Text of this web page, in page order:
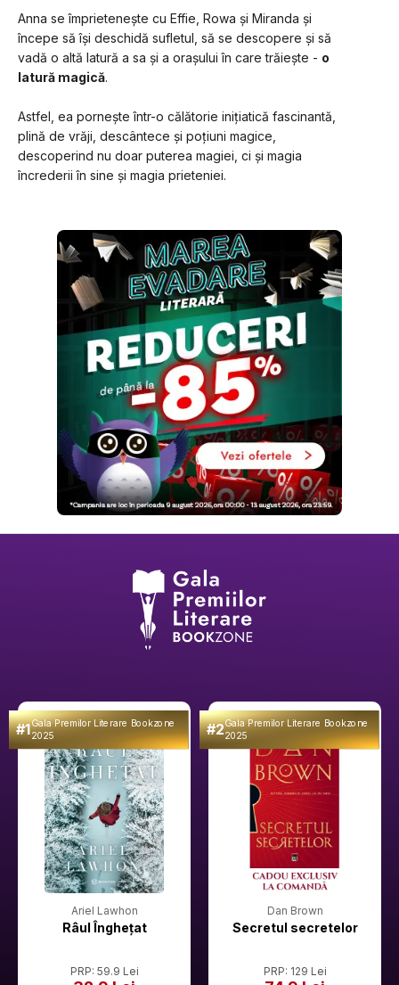
Anna se împrietenește cu Effie, Rowa și Miranda și
începe să își deschidă sufletul, să se descopere și să
vadă o altă latură a sa și a orașului în care trăiește - o
latură magică.
Astfel, ea pornește într-o călătorie inițiatică fascinantă,
plină de vrăji, descântece și poțiuni magice,
descoperind nu doar puterea magiei, ci și magia
încrederii în sine și magia prieteniei.
#1Gala Premilor Literare Bookzone
2025
Ariel Lawhon
Râul Înghețat
PRP: 59.9 Lei
#2Gala Premilor Literare Bookzone
2025
Dan Brown
Secretul secretelor
PRP: 129 Lei